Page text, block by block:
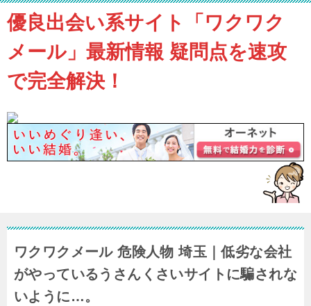
優良出会い系サイト「ワクワク
メール」最新情報 疑問点を速攻
で完全解決！
ワクワクメール 危険人物 埼玉｜低劣な会社
がやっているうさんくさいサイトに騙されな
いように…。